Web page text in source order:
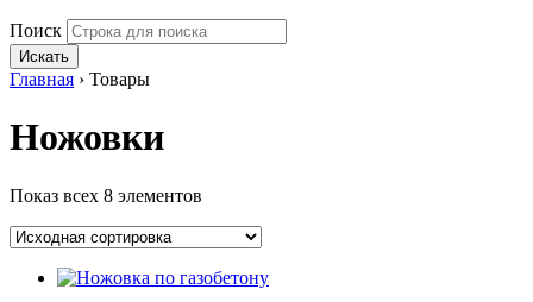
Поиск
Искать
Главная › Товары
Ножовки
Показ всех 8 элементов